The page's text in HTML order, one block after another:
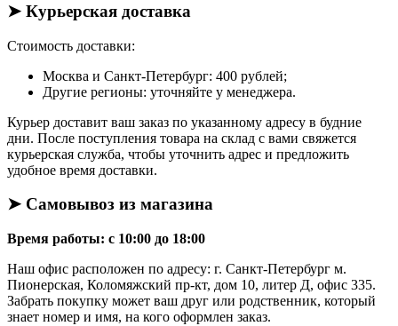
➤ Курьерская доставка
Стоимость доставки:
Москва и Санкт-Петербург: 400 рублей;
Другие регионы: уточняйте у менеджера.
Курьер доставит ваш заказ по указанному адресу в будние
дни. После поступления товара на склад с вами свяжется
курьерская служба, чтобы уточнить адрес и предложить
удобное время доставки.
➤ Самовывоз из магазина
Время работы: с 10:00 до 18:00
Наш офис расположен по адресу: г. Санкт-Петербург м.
Пионерская, Коломяжский пр-кт, дом 10, литер Д, офис 335.
Забрать покупку может ваш друг или родственник, который
знает номер и имя, на кого оформлен заказ.